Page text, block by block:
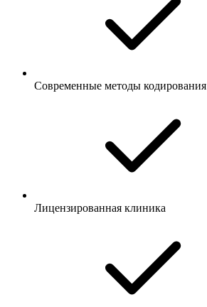
Современные методы кодирования
Лицензированная клиника